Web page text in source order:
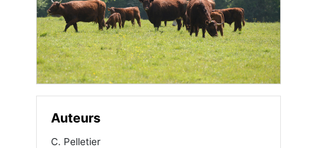
Auteurs
C. Pelletier